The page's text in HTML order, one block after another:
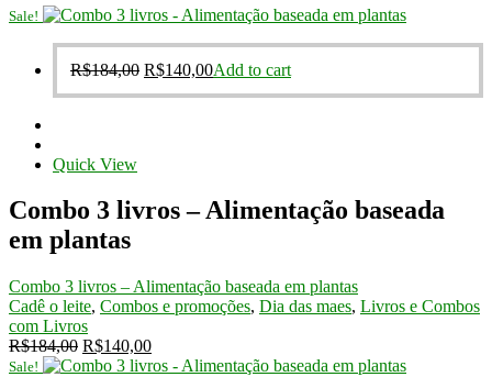
Sale!
R$184,00 Original
R$140,00Current
Add to cart
Quick View
Combo 3 livros – Alimentação baseada
em plantas
Combo 3 livros – Alimentação baseada em plantas
Cadê o leite, Combos e promoções, Dia das maes, Livros e Combos
com Livros
R$184,00 Original
price
R$140,00Current
price
Sale!